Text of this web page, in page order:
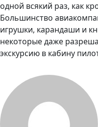
одной всякий раз, как
Большинство
игрушки, карандаши и
некоторые даже
экскурсию в кабину